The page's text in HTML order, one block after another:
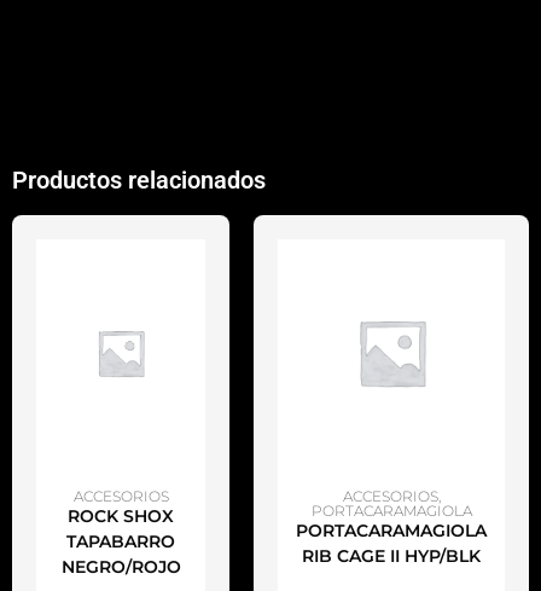
Productos relacionados
AÑADIR AL CARRITO
ACCESORIOS
ROCK SHOX
TAPABARRO
NEGRO/ROJO
AÑADIR AL CARRITO
ACCESORIOS,
PORTACARAMAGIOLA
PORTACARAMAGIOLA
RIB CAGE II HYP/BLK